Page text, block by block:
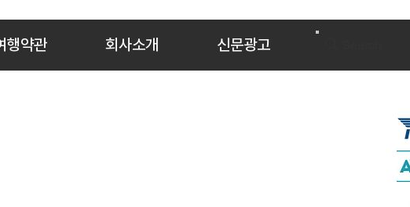
행약관 회사소개 신문광고